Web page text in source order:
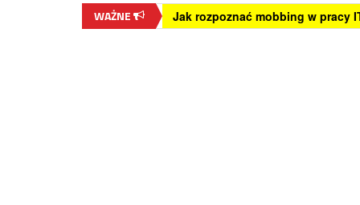
WAŻNE Jak rozpoznać mobbing w pracy